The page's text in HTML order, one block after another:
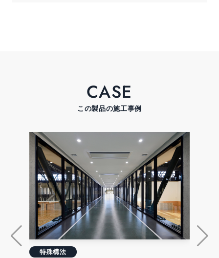
CASE
この製品の施工事例
特殊構法 グ